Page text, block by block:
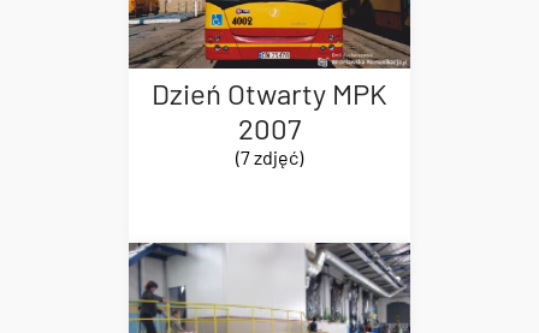
Dzień Otwarty MPK
2007
(7 zdjęć)